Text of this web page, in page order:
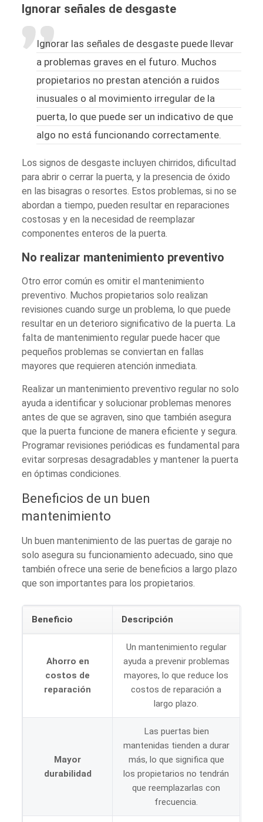
Ignorar señales de desgaste
Ignorar las señales de desgaste puede llevar
a problemas graves en el futuro. Muchos
propietarios no prestan atención a ruidos
inusuales o al movimiento irregular de la
puerta, lo que puede ser un indicativo de que
algo no está funcionando correctamente.
Los signos de desgaste incluyen chirridos, dificultad
para abrir o cerrar la puerta, y la presencia de óxido
en las bisagras o resortes. Estos problemas, si no se
abordan a tiempo, pueden resultar en reparaciones
costosas y en la necesidad de reemplazar
componentes enteros de la puerta.
No realizar mantenimiento preventivo
Otro error común es omitir el mantenimiento
preventivo. Muchos propietarios solo realizan
revisiones cuando surge un problema, lo que puede
resultar en un deterioro significativo de la puerta. La
falta de mantenimiento regular puede hacer que
pequeños problemas se conviertan en fallas
mayores que requieren atención inmediata.
Realizar un mantenimiento preventivo regular no solo
ayuda a identificar y solucionar problemas menores
antes de que se agraven, sino que también asegura
que la puerta funcione de manera eficiente y segura.
Programar revisiones periódicas es fundamental para
evitar sorpresas desagradables y mantener la puerta
en óptimas condiciones.
Beneficios de un buen
mantenimiento
Un buen mantenimiento de las puertas de garaje no
solo asegura su funcionamiento adecuado, sino que
también ofrece una serie de beneficios a largo plazo
que son importantes para los propietarios.
Beneficio Descripción
Ahorro en
costos de
reparación
Un mantenimiento regular
ayuda a prevenir problemas
mayores, lo que reduce los
costos de reparación a
largo plazo.
Mayor
durabilidad
Las puertas bien
mantenidas tienden a durar
más, lo que significa que
los propietarios no tendrán
que reemplazarlas con
frecuencia.